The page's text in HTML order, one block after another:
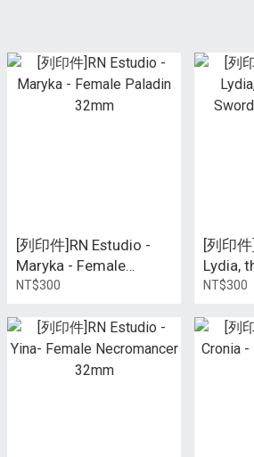
[列印件]RN Estudio -
Maryka - Female
Paladin 32mm
NT$300
[列印
Lydia,
NT$300